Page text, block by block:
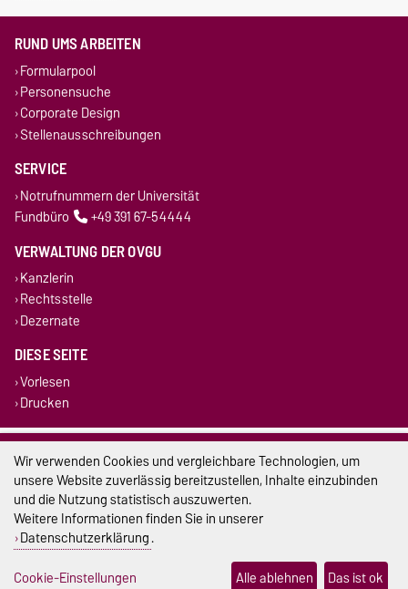
RUND UMS ARBEITEN
Formularpool
Personensuche
Corporate Design
Stellenausschreibungen
SERVICE
Notrufnummern der Universität
Fundbüro
+49 391 67-54444
VERWALTUNG DER OVGU
Kanzlerin
Rechtsstelle
Dezernate
DIESE SEITE
Vorlesen
Drucken
Impressum
Datenschutz
Barrierefreiheit
Cookie-Einstellungen
Wir verwenden Cookies und vergleichbare Technologien, um
unsere Website zuverlässig bereitzustellen, Inhalte einzubinden
und die Nutzung statistisch auszuwerten.
Weitere Informationen finden Sie in unserer
Datenschutzerklärung.
Cookie-Einstellungen
Alle ablehnen Das ist ok